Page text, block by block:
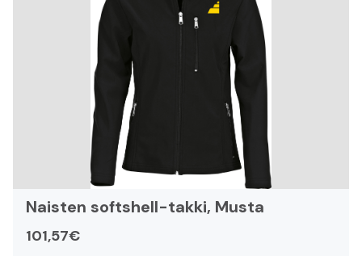
Naisten softshell-takki, Musta
101,57€